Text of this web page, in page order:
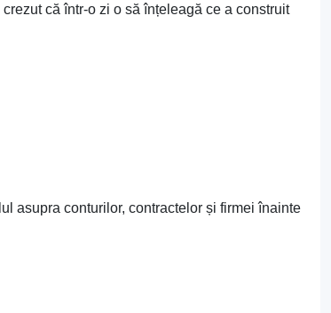
că într-o zi o să înțeleagă ce a construit
asupra conturilor, contractelor și firmei înainte